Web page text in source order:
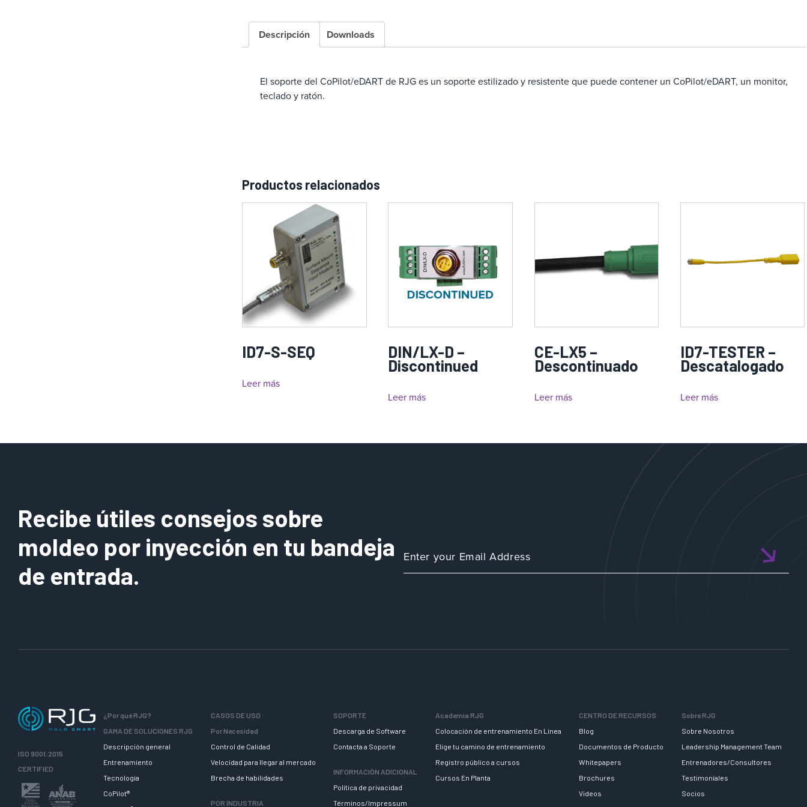
Descripción Downloads
El soporte del CoPilot/eDART de RJG es un soporte estilizado y resistente que puede contener un CoPilot/eDART, un monitor,
teclado y ratón.
Productos relacionados
ID7-S-SEQ
Leer más
DIN/LX-D –
Discontinued
Leer más
CE-LX5 –
Descontinuado
Leer más
ID7-TESTER –
Descatalogado
Leer más
Recibe útiles consejos sobre
moldeo por inyección en tu bandeja
de entrada.
ISO 9001:2015
CERTIFIED
¿Por qué RJG?
GAMA DE SOLUCIONES RJG
Descripción general
Entrenamiento
Tecnologia
CoPilot®
CASOS DE USO
Por Necesidad
Control de Calidad
Velocidad para llegar al mercado
Brecha de habilidades
POR INDUSTRIA
SOPORTE
Descarga de Software
Contacta a Soporte
INFORMACIÓN ADICIONAL
Política de privacidad
Términos/Impressum
Academia RJG
Colocación de entrenamiento En Línea
Elige tu camino de entrenamiento
Registro público a cursos
Cursos En Planta
CENTRO DE RECURSOS
Blog
Documentos de Producto
Whitepapers
Brochures
Videos
Sobre RJG
Sobre Nosotros
Leadership Management Team
Entrenadores/Consultores
Testimoniales
Socios